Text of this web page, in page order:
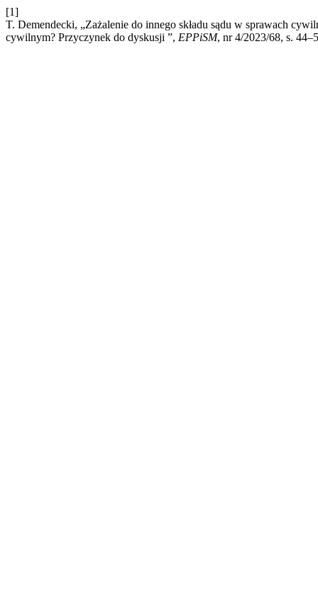
[1]
T. Demendecki, „Zażalenie do innego składu sądu w sprawach
cywilnym? Przyczynek do dyskusji ”, EPPiSM, nr 4/2023/68, s.